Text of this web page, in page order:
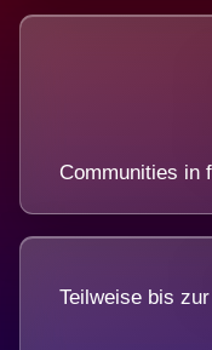
Communities in
Teilweise bis